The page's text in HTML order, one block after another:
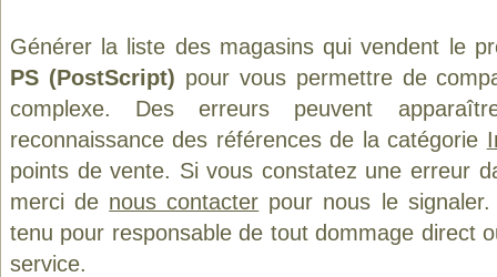
Générer la liste des magasins qui vendent le
PS (PostScript) pour vous permettre de
complexe. Des erreurs peuvent
reconnaissance des références de la catégorie
points de vente. Si vous constatez une erreur
merci de nous contacter pour nous le
tenu pour responsable de tout dommage direct
service.